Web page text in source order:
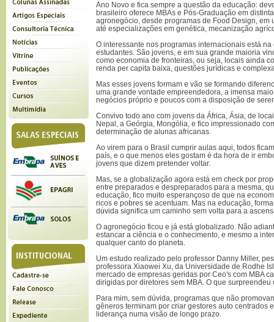
Ano Novo e fica sempre a questão da educação:
brasileiro oferece MBAs e Pós-Graduação em
agronegócio, desde programas de Food Design, em
até especializações em genética, mecanização
O interessante nos programas internacionais está
estudantes. São jovens, e em sua grande maioria
como economia de fronteiras, ou seja, locais ainda
renda per capita baixa, questões jurídicas e
Mas esses jovens formam e vão se formando
uma grande vontade empreendedora, a imensa
negócios próprio e poucos com a disposição de
Convivo todo ano com jovens da África, Ásia, de
Nepal, a Geórgia, Mongólia, e fico impressionado
determinação de alunas africanas.
Ao virem para o Brasil cumprir aulas aqui, todos
país, e o que menos eles gostam é da hora de ir
jovens que dizem pretender voltar.
Mas, se a globalização agora está em check por
entre preparados e despreparados para a mesma,
educação, fico muito esperançoso de que na
ricos e pobres se acentuam. Mas na educação,
dúvida significa um caminho sem volta para a
O agronegócio ficou e já está globalizado. Não
estancar a ciência e o conhecimento, e mesmo a
qualquer canto do planeta.
Um estudo realizado pelo professor Danny Miller,
professora Xiaowei Xu, da Universidade de Rodhe
mercado de empresas geridas por Ceo's com MBA
dirigidas por diretores sem MBA. O que surpreendeu
Para mim, sem dúvida, programas que não
gêneros terminam por criar gestores auto centrados
liderança numa visão de longo prazo.